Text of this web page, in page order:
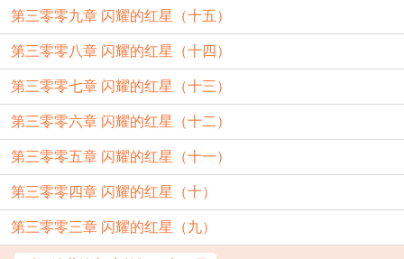
第三零零九章 闪耀的红星（十五）
第三零零八章 闪耀的红星（十四）
第三零零七章 闪耀的红星（十三）
第三零零六章 闪耀的红星（十二）
第三零零五章 闪耀的红星（十一）
第三零零四章 闪耀的红星（十）
第三零零三章 闪耀的红星（九）